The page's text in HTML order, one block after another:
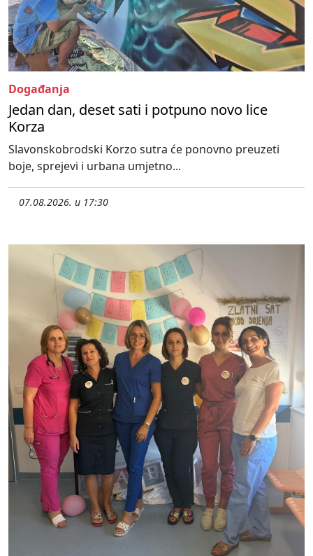
Događanja
Jedan dan, deset sati i potpuno novo lice
Korza
Slavonskobrodski Korzo sutra će ponovno preuzeti
boje, sprejevi i urbana umjetno...
07.08.2026. u 17:30